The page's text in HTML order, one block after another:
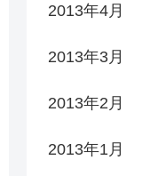
2013年4月
2013年3月
2013年2月
2013年1月